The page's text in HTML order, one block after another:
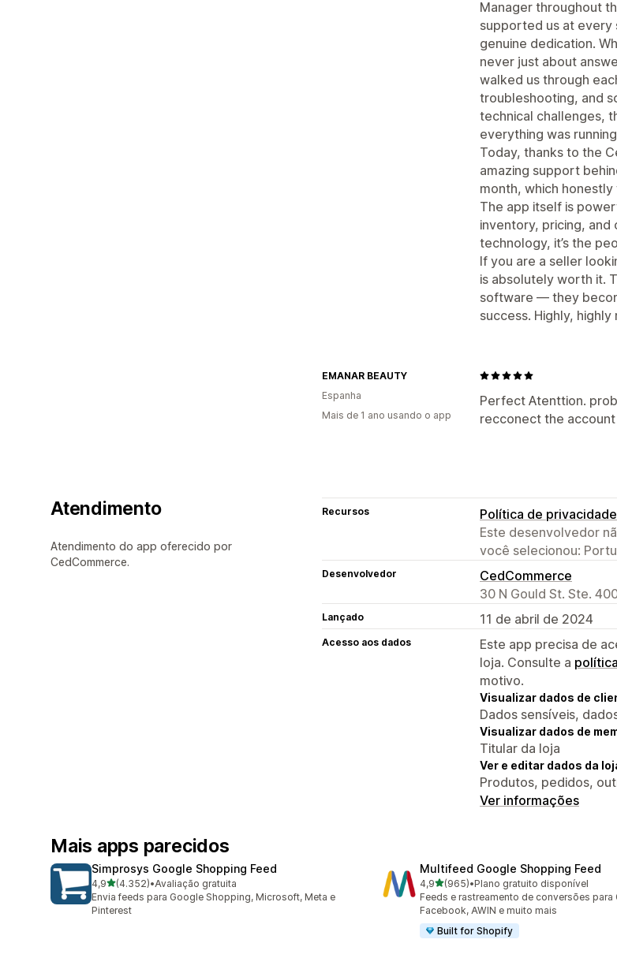
Manager throughout
supported us at every
genuine dedication.
never just about
walked us through
troubleshooting, and
technical challenges,
everything was
Today, thanks to the
amazing support
month, which
The app itself is
inventory, pricing, and
technology, it’s the
If you are a seller
is absolutely worth it.
software — they
success. Highly,
Perfect Atenttion.
recconect the account
EMANAR BEAUTY
Espanha
Mais de 1 ano usando o app
Atendimento
Atendimento do app oferecido por
CedCommerce.
Recursos
Política de privacidade
Este desenvolvedor
você selecionou:
Desenvolvedor
CedCommerce
30 N Gould St. Ste.
Lançado 11 de abril de 2024
Acesso aos dados
Este app precisa de
loja. Consulte a
motivo.
Visualizar dados de
Dados sensíveis,
Visualizar dados de
Titular da loja
Ver e editar dados da
Produtos, pedidos,
Ver informações
Mais apps parecidos
Simprosys Google Shopping Feed
4,9de 5 estrelas
(4.352)
4352 avaliações ao todo
•Avaliação gratuita
Envia feeds para Google Shopping, Microsoft, Meta e
Pinterest
Multifeed Google Shopping Feed
4,9de 5 estrelas
(965)
965 avaliações ao todo
•Plano gratuito disponível
Feeds e rastreamento de conversões para
Facebook, AWIN e muito mais
Built for Shopify